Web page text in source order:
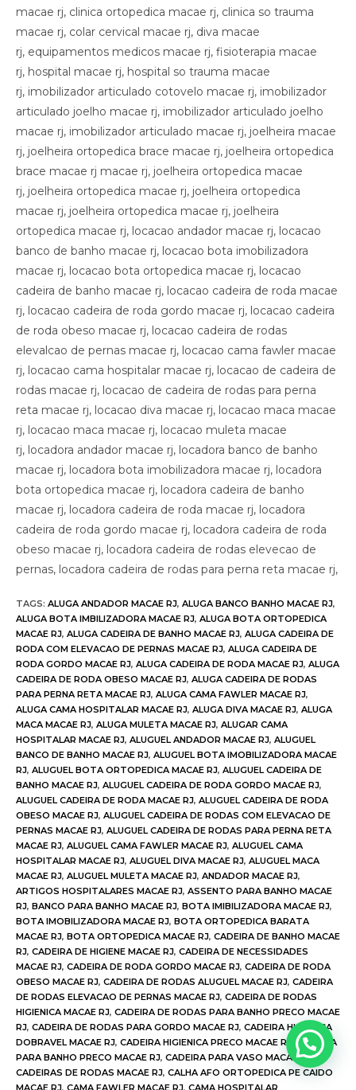
macae rj, clinica ortopedica macae rj, clinica so trauma
macae rj, colar cervical macae rj, diva macae
rj, equipamentos medicos macae rj, fisioterapia macae
rj, hospital macae rj, hospital so trauma macae
rj, imobilizador articulado cotovelo macae rj, imobilizador
articulado joelho macae rj, imobilizador articulado joelho
macae rj, imobilizador articulado macae rj, joelheira macae
rj, joelheira ortopedica brace macae rj, joelheira ortopedica
brace macae rj macae rj, joelheira ortopedica macae
rj, joelheira ortopedica macae rj, joelheira ortopedica
macae rj, joelheira ortopedica macae rj, joelheira
ortopedica macae rj, locacao andador macae rj, locacao
banco de banho macae rj, locacao bota imobilizadora
macae rj, locacao bota ortopedica macae rj, locacao
cadeira de banho macae rj, locacao cadeira de roda macae
rj, locacao cadeira de roda gordo macae rj, locacao cadeira
de roda obeso macae rj, locacao cadeira de rodas
elevalcao de pernas macae rj, locacao cama fawler macae
rj, locacao cama hospitalar macae rj, locacao de cadeira de
rodas macae rj, locacao de cadeira de rodas para perna
reta macae rj, locacao diva macae rj, locacao maca macae
rj, locacao maca macae rj, locacao muleta macae
rj, locadora andador macae rj, locadora banco de banho
macae rj, locadora bota imobilizadora macae rj, locadora
bota ortopedica macae rj, locadora cadeira de banho
macae rj, locadora cadeira de roda macae rj, locadora
cadeira de roda gordo macae rj, locadora cadeira de roda
obeso macae rj, locadora cadeira de rodas elevecao de
pernas, locadora cadeira de rodas para perna reta macae rj,
TAGS: ALUGA ANDADOR MACAE RJ, ALUGA BANCO BANHO MACAE RJ,
ALUGA BOTA IMBILIZADORA MACAE RJ, ALUGA BOTA ORTOPEDICA
MACAE RJ, ALUGA CADEIRA DE BANHO MACAE RJ, ALUGA CADEIRA DE
RODA COM ELEVACAO DE PERNAS MACAE RJ, ALUGA CADEIRA DE
RODA GORDO MACAE RJ, ALUGA CADEIRA DE RODA MACAE RJ, ALUGA
CADEIRA DE RODA OBESO MACAE RJ, ALUGA CADEIRA DE RODAS
PARA PERNA RETA MACAE RJ, ALUGA CAMA FAWLER MACAE RJ,
ALUGA CAMA HOSPITALAR MACAE RJ, ALUGA DIVA MACAE RJ, ALUGA
MACA MACAE RJ, ALUGA MULETA MACAE RJ, ALUGAR CAMA
HOSPITALAR MACAE RJ, ALUGUEL ANDADOR MACAE RJ, ALUGUEL
BANCO DE BANHO MACAE RJ, ALUGUEL BOTA IMOBILIZADORA MACAE
RJ, ALUGUEL BOTA ORTOPEDICA MACAE RJ, ALUGUEL CADEIRA DE
BANHO MACAE RJ, ALUGUEL CADEIRA DE RODA GORDO MACAE RJ,
ALUGUEL CADEIRA DE RODA MACAE RJ, ALUGUEL CADEIRA DE RODA
OBESO MACAE RJ, ALUGUEL CADEIRA DE RODAS COM ELEVACAO DE
PERNAS MACAE RJ, ALUGUEL CADEIRA DE RODAS PARA PERNA RETA
MACAE RJ, ALUGUEL CAMA FAWLER MACAE RJ, ALUGUEL CAMA
HOSPITALAR MACAE RJ, ALUGUEL DIVA MACAE RJ, ALUGUEL MACA
MACAE RJ, ALUGUEL MULETA MACAE RJ, ANDADOR MACAE RJ,
ARTIGOS HOSPITALARES MACAE RJ, ASSENTO PARA BANHO MACAE
RJ, BANCO PARA BANHO MACAE RJ, BOTA IMIBILIZADORA MACAE RJ,
BOTA IMOBILIZADORA MACAE RJ, BOTA ORTOPEDICA BARATA
MACAE RJ, BOTA ORTOPEDICA MACAE RJ, CADEIRA DE BANHO MACAE
RJ, CADEIRA DE HIGIENE MACAE RJ, CADEIRA DE NECESSIDADES
MACAE RJ, CADEIRA DE RODA GORDO MACAE RJ, CADEIRA DE RODA
OBESO MACAE RJ, CADEIRA DE RODAS ALUGUEL MACAE RJ, CADEIRA
DE RODAS ELEVACAO DE PERNAS MACAE RJ, CADEIRA DE RODAS
HIGIENICA MACAE RJ, CADEIRA DE RODAS PARA BANHO PRECO MACAE
RJ, CADEIRA DE RODAS PARA GORDO MACAE RJ, CADEIRA HIGIENICA
DOBRAVEL MACAE RJ, CADEIRA HIGIENICA PRECO MACAE RJ
CADEIRA
PARA BANHO PRECO MACAE RJ, CADEIRA PARA VASO MACAE RJ,
CADEIRAS DE RODAS MACAE RJ, CALHA AFO ORTOPEDICA PE CAIDO
MACAE RJ, CAMA FAWLER MACAE RJ, CAMA HOSPITALAR